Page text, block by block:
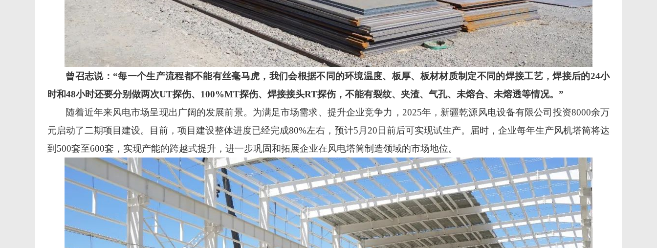
曾召志说： “每一个生产流程都不能有丝毫马虎，我们会根据不同的环境温度、板厚、板材材质制定不同的焊接工艺，焊接后的24小
时和48小时还要分别做两次UT探伤、100%MT探伤、焊接接头RT探伤，不能有裂纹、夹渣、气孔、未熔合、未熔透等情况。”
随着近年来风电市场呈现出广阔的发展前景。为满足市场需求、提升企业竞争力， 2025年，新疆乾源风电设备有限公司投资8000余万
元启动了二期项目建设。目前，项目建设整体进度已经完成80%左右，预计5月20日前后可实现试生产。届时，企业每年生产风机塔筒将达
到500套至600套，实现产能的跨越式提升，进一步巩固和拓展企业在风电塔筒制造领域的市场地位。